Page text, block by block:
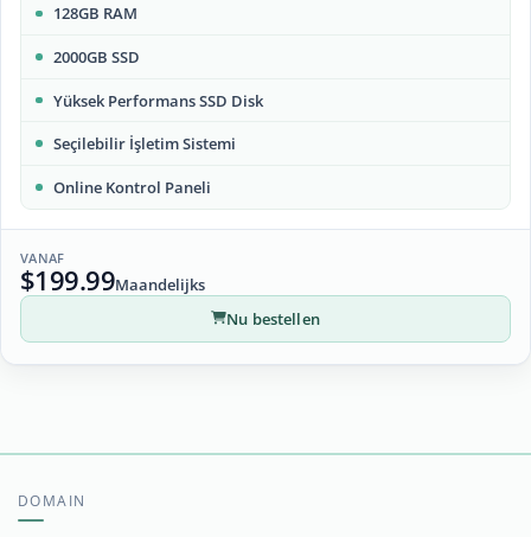
128GB RAM
2000GB SSD
Yüksek Performans SSD Disk
Seçilebilir İşletim Sistemi
Online Kontrol Paneli
VANAF
$199.99Maandelijks
Nu bestellen
DOMAIN